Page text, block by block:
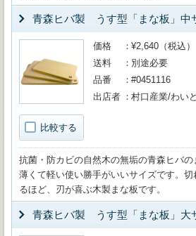
青森ヒバ製 うす型「まな板」中
比較する
価格
¥2,640（税込）
送料
別途必要
品番
#0451116
出店者
村口産業/わい
抗菌・防カビの自然木の無垢の青森ヒバ
薄くて軽い使い勝手がいいサイズです。
るほど、刃が喜ぶ木製まな板です。
青森ヒバ製 うす型「まな板」大